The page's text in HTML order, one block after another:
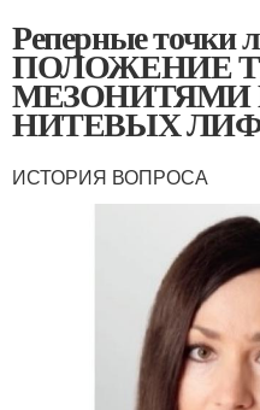
Реперные точки
ПОЛОЖЕНИЕ
МЕЗОНИТЯМИ
НИТЕВЫХ
ИСТОРИЯ ВОПРОСА